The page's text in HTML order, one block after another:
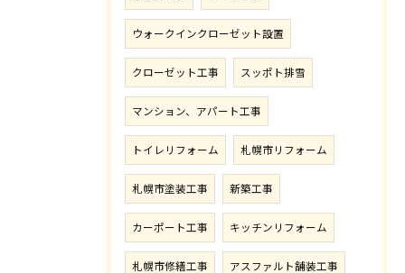
ウォークインクローゼット設置
クローゼット工事 スッポト排雪
マンション、アパート工事
トイレリフォーム 札幌市リフォーム
札幌市塗装工事 新築工事
カーポート工事 キッチンリフォーム
札幌市修繕工事 アスファルト舗装工事